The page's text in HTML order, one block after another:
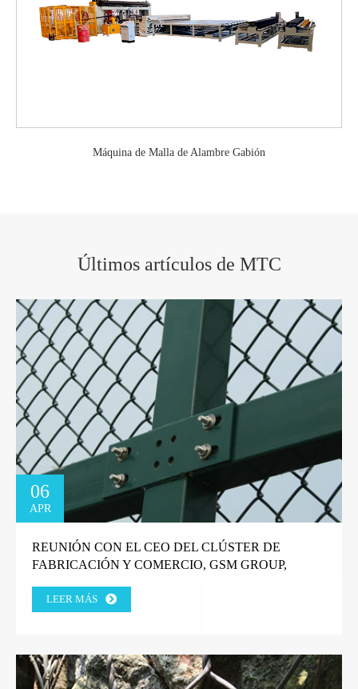
Máquina de Malla de Alambre Gabión
Últimos artículos de MTC
06
APR
REUNIÓN CON EL CEO DEL CLÚSTER DE
FABRICACIÓN Y COMERCIO, GSM GROUP,
LEER MÁS